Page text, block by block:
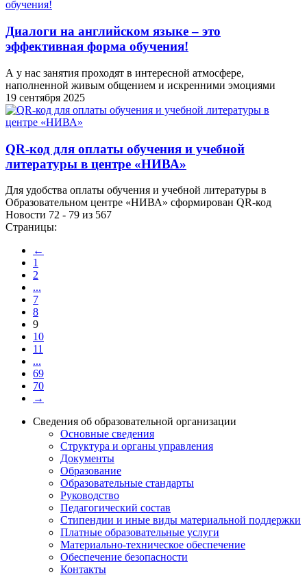
Диалоги на английском языке – это
эффективная форма обучения!
А у нас занятия проходят в интересной атмосфере,
наполненной живым общением и искренними эмоциями
19 сентября 2025
QR-код для оплаты обучения и учебной
литературы в центре «НИВА»
Для удобства оплаты обучения и учебной литературы в
Образовательном центре «НИВА» сформирован QR-код
Новости 72 - 79 из 567
Страницы:
←
1
2
...
7
8
9
10
11
...
69
70
→
Сведения об образовательной организации
Основные сведения
Структура и органы управления
Документы
Образование
Образовательные стандарты
Руководство
Педагогический состав
Стипендии и иные виды материальной поддержки
Платные образовательные услуги
Материально-техническое обеспечение
Обеспечение безопасности
Контакты